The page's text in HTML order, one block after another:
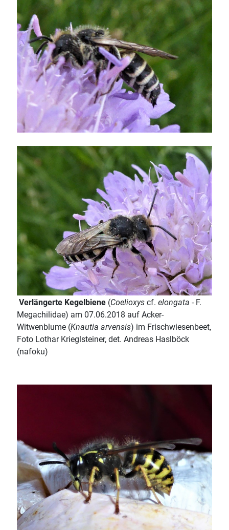
Verlängerte Kegelbiene (Coelioxys cf. elongata - F.
Megachilidae) am 07.06.2018 auf Acker-
Witwenblume (Knautia arvensis) im Frischwiesenbeet,
Foto Lothar Krieglsteiner, det. Andreas Haslböck
(nafoku)